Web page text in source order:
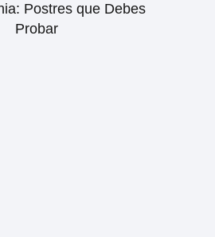
Postres que Debes
Probar